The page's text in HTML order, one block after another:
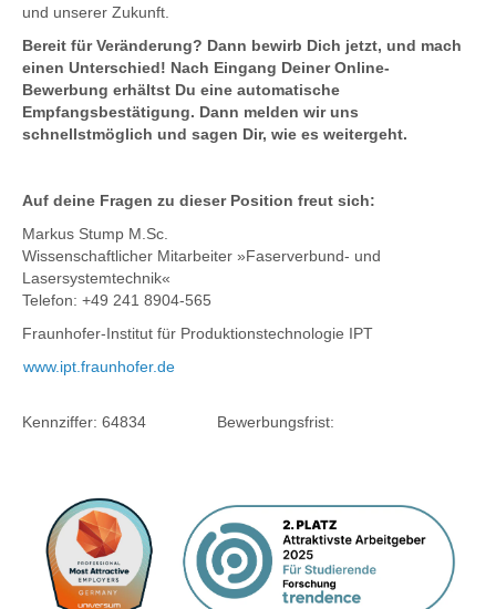
und unserer Zukunft.
Bereit für Veränderung? Dann bewirb Dich jetzt, und mach
einen Unterschied! Nach Eingang Deiner Online-
Bewerbung erhältst Du eine automatische
Empfangsbestätigung. Dann melden wir uns
schnellstmöglich und sagen Dir, wie es weitergeht.
Auf deine Fragen zu dieser Position freut sich:
Markus Stump M.Sc.
Wissenschaftlicher Mitarbeiter »Faserverbund- und
Lasersystemtechnik«
Telefon: +49 241 8904-565
Fraunhofer-Institut für Produktionstechnologie IPT
www.ipt.fraunhofer.de
Kennziffer: 64834 Bewerbungsfrist: